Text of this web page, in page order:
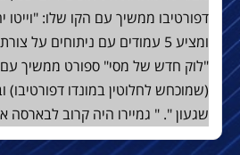
דפורטיבו ממשיך עם הקו שלו:
ומציע 5 עמודים עם ניתוחים
"לוק חדש של מסי" ספורט ממשיך עם
(שמוכחש לחלוטין במונדו דפורטיבו)
שגעון ". " גמיירו היה קרוב לבארסה